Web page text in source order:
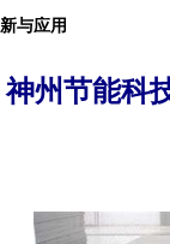
新与应用
神州节能科